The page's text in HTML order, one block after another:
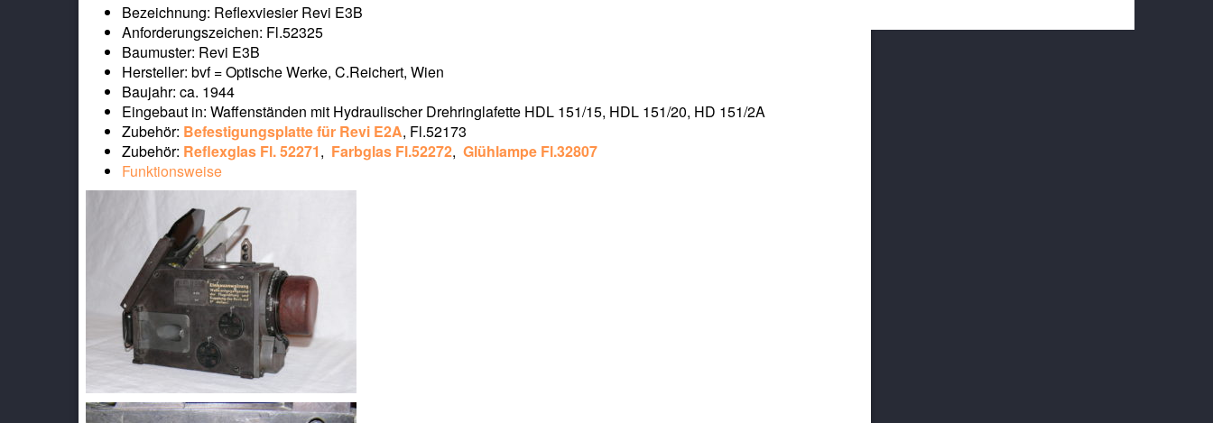
Bezeichnung: Reflexviesier Revi E3B
Anforderungszeichen: Fl.52325
Baumuster: Revi E3B
Hersteller: bvf = Optische Werke, C.Reichert, Wien
Baujahr: ca. 1944
Eingebaut in: Waffenständen mit Hydraulischer Drehringlafette HDL 151/15, HDL 151/20, HD 151/2A
Zubehör: Befestigungsplatte für Revi E2A, Fl.52173
Zubehör: Reflexglas Fl. 52271, Farbglas Fl.52272, Glühlampe Fl.32807
Funktionsweise